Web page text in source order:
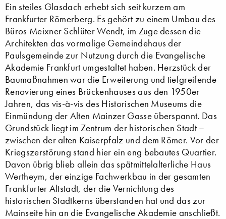
Ein steiles Glasdach erhebt sich seit kurzem am
Frankfurter Römerberg. Es gehört zu einem Umbau des
Büros Meixner Schlüter Wendt, im Zuge dessen die
Architekten das vormalige Gemeindehaus der
Paulsgemeinde zur Nutzung durch die Evangelische
Akademie Frankfurt umgestaltet haben. Herzstück der
Baumaßnahmen war die Erweiterung und tiefgreifende
Renovierung eines Brückenhauses aus den 1950er
Jahren, das vis-à-vis des Historischen Museums die
Einmündung der Alten Mainzer Gasse überspannt. Das
Grundstück liegt im Zentrum der historischen Stadt –
zwischen der alten Kaiserpfalz und dem Römer. Vor der
Kriegszerstörung stand hier ein eng bebautes Quartier.
Davon übrig blieb allein das spätmittelalterliche Haus
Wertheym, der einzige Fachwerkbau in der gesamten
Frankfurter Altstadt, der die Vernichtung des
historischen Stadtkerns überstanden hat und das zur
Mainseite hin an die Evangelische Akademie anschließt.